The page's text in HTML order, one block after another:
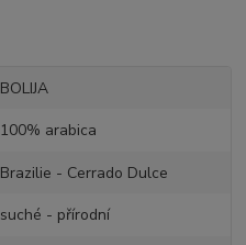
BOLIJA
100% arabica
Brazilie - Cerrado Dulce
suché - přírodní